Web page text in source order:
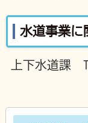
水道事業に
上下水道課